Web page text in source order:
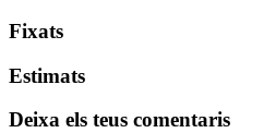
Fixats
Estimats
Deixa els teus comentaris